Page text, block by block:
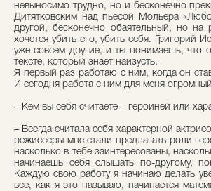
невыносимо трудно, но и бесконечно
Дитятковским над пьесой Мольера
другой, бесконечно обаятельный, но
хочется убить его, убить себя. Григорий
уже совсем другие, и ты понимаешь, что
тексте, который знает наизусть.
Я первый раз работаю с ним, когда он
И сегодня работа с ним для меня
– Кем вы себя считаете – героиней или
– Всегда считала себя характерной
режиссеры мне стали предлагать роли
насколько в тебе заинтересованы,
начинаешь себя слышать по-другому,
Каждую свою работу я начинаю делать
все, как я это называю, начинается